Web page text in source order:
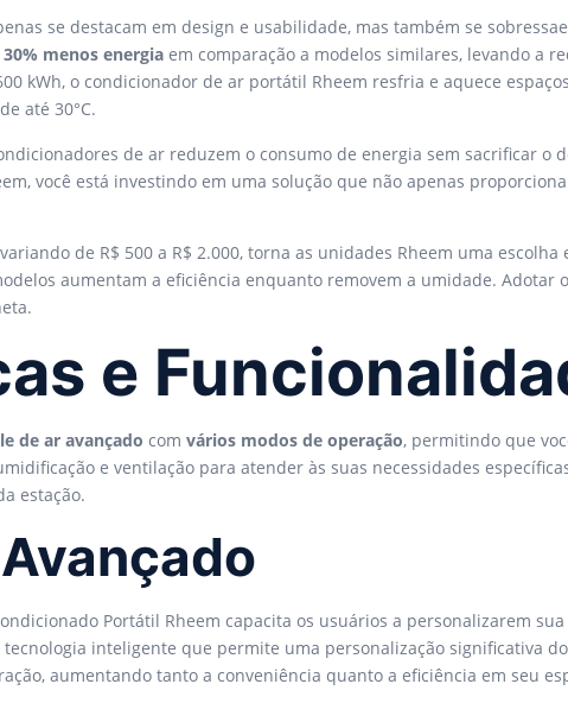
se destacam em design e usabilidade, mas também se
30% menos energia em comparação a modelos similares, levando a
kWh, o condicionador de ar portátil Rheem resfria e aquece
até 30°C.
de ar reduzem o consumo de energia sem sacrificar o
você está investindo em uma solução que não apenas
de R$ 500 a R$ 2.000, torna as unidades Rheem uma
aumentam a eficiência enquanto removem a umidade. Adotar
e
de ar avançado com vários modos de operação, permitindo que
e ventilação para atender às suas necessidades
estação.
Portátil Rheem capacita os usuários a personalizarem
inteligente que permite uma personalização significativa
aumentando tanto a conveniência quanto a eficiência em seu